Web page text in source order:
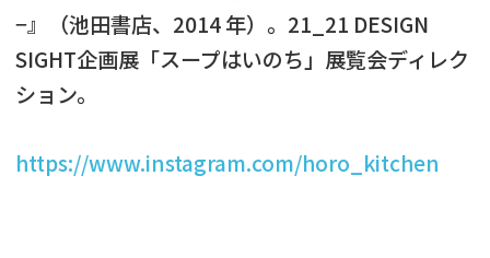
−』（池田書店、2014 年）。21_21 DESIGN
SIGHT企画展「スープはいのち」展覧会ディレク
ション。
https://www.instagram.com/horo_kitchen